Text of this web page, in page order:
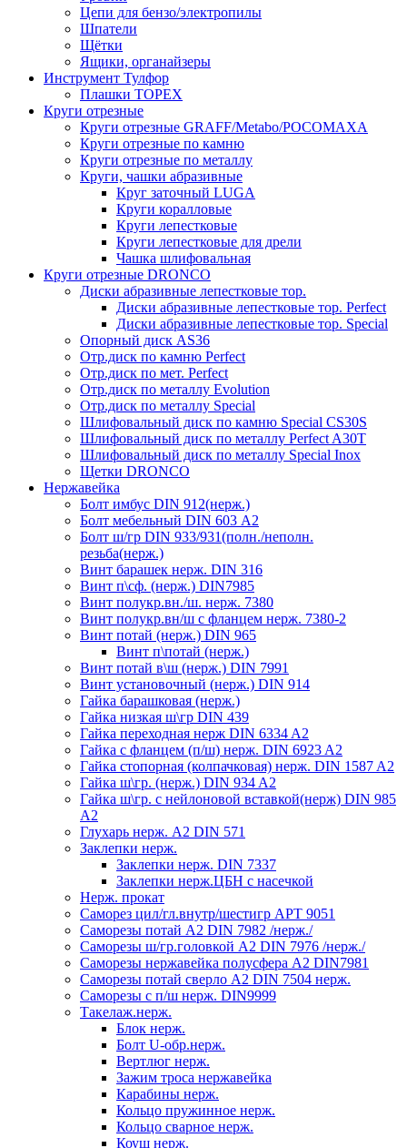
Цепи для бензо/электропилы
Шпатели
Щётки
Ящики, органайзеры
Инструмент Тулфор
Плашки ТОРЕХ
Круги отрезные
Круги отрезные GRAFF/Metabo/РОСОМАХА
Круги отрезные по камню
Круги отрезные по металлу
Круги, чашки абразивные
Круг заточный LUGA
Круги коралловые
Круги лепестковые
Круги лепестковые для дрели
Чашка шлифовальная
Круги отрезные DRONCO
Диски абразивные лепестковые тор.
Диски абразивные лепестковые тор. Perfect
Диски абразивные лепестковые тор. Speciаl
Опорный диск AS36
Отр.диск по камню Perfect
Отр.диск по мет. Perfect
Отр.диск по металлу Evolution
Отр.диск по металлу Special
Шлифовальный диск по камню Special CS30S
Шлифовальный диск по металлу Perfect A30T
Шлифовальный диск по металлу Special Inox
Щетки DRONCO
Нержавейка
Болт имбус DIN 912(нерж.)
Болт мебельный DIN 603 А2
Болт ш/гр DIN 933/931(полн./неполн.
резьба(нерж.)
Винт барашек нерж. DIN 316
Винт п\сф. (нерж.) DIN7985
Винт полукр.вн./ш. нерж. 7380
Винт полукр.вн/ш с фланцем нерж. 7380-2
Винт потай (нерж.) DIN 965
Винт п\потай (нерж.)
Винт потай в\ш (нерж.) DIN 7991
Винт установочный (нерж.) DIN 914
Гайка барашковая (нерж.)
Гайка низкая ш\гр DIN 439
Гайка переходная нерж DIN 6334 A2
Гайка с фланцем (п/ш) нерж. DIN 6923 A2
Гайка стопорная (колпачковая) нерж. DIN 1587 A2
Гайка ш\гр. (нерж.) DIN 934 A2
Гайка ш\гр. с нейлоновой вставкой(нерж) DIN 985
A2
Глухарь нерж. А2 DIN 571
Заклепки нерж.
Заклепки нерж. DIN 7337
Заклепки нерж.ЦБН с насечкой
Нерж. прокат
Саморез цил/гл.внутр/шестигр АРТ 9051
Саморезы потай А2 DIN 7982 /нерж./
Саморезы ш/гр.головкой А2 DIN 7976 /нерж./
Саморезы нержавейка полусфера А2 DIN7981
Саморезы потай сверло А2 DIN 7504 нерж.
Саморезы с п/ш нерж. DIN9999
Такелаж.нерж.
Блок нерж.
Болт U-обр.нерж.
Вертлюг нерж.
Зажим троса нержавейка
Карабины нерж.
Кольцо пружинное нерж.
Кольцо сварное нерж.
Коуш нерж.